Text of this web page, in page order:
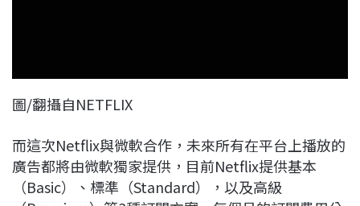
圖/翻攝自NETFLIX
而這次Netflix與微軟合作，未來所有在平台上播放的
廣告都將由微軟獨家提供，目前Netflix提供基本
（Basic）、標準（Standard），以及高級